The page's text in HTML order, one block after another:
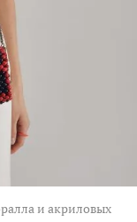
и акриловых